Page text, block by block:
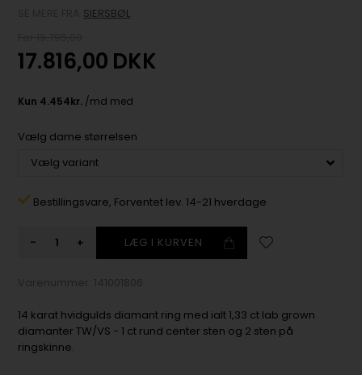
SIERSBØL
17.816,00 DKK
Vælg dame størrelsen
Bestillingsvare, Forventet lev. 14-21 hverdage
- +
14 karat hvidgulds diamant ring med ialt 1,33 ct lab grown
diamanter TW/VS - 1 ct rund center sten og 2 sten på
ringskinne.